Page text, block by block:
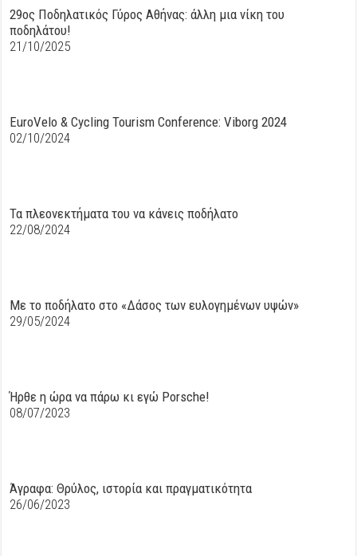
29oς Ποδηλατικός Γύρος Αθήνας: άλλη μια νίκη του
ποδηλάτου!
21/10/2025
EuroVelo & Cycling Tourism Conference: Viborg 2024
02/10/2024
Τα πλεονεκτήματα του να κάνεις ποδήλατο
22/08/2024
Με το ποδήλατο στο «Δάσος των ευλογημένων υψών»
29/05/2024
Ήρθε η ώρα να πάρω κι εγώ Porsche!
08/07/2023
Άγραφα: Θρύλος, ιστορία και πραγματικότητα
26/06/2023